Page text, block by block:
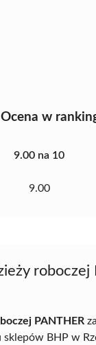
Ocena w
9.00 na 10
9.00
roboczej
PANTHER
BHP w